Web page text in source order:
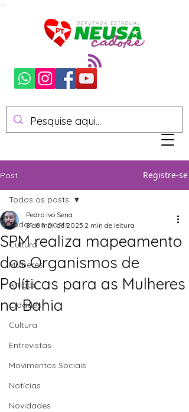
Post Registre-se
Todos os posts
Cultura
Mulheres
Artigos
Cidades
Cultura
Entrevistas
Movimentos Sociais
Notícias
Novidades
Todos os posts
SPM realiza mapeamento
dos Organismos de
Políticas para as Mulheres
na Bahia
Pedro Ivo Sena
8 de mai. de 2025 2 min de leitura